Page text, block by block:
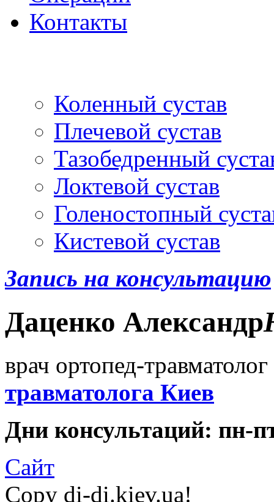
Контакты
Коленный сустав
Плечевой сустав
Тазобедренный
Локтевой сустав
Голеностопный
Кистевой сустав
Запись на консультацию
Даценко Александр
врач ортопед-
травматолога Киев
Дни консультаций: пн-
Сайт
Copy di-di.kiev.ua!